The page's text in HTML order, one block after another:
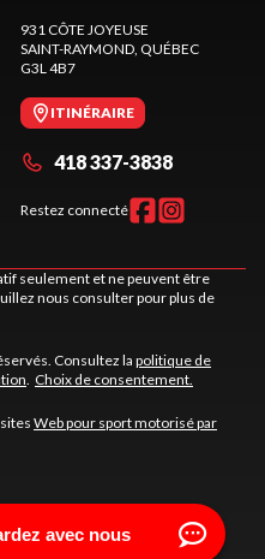
931 CÔTE JOYEUSE
SAINT-RAYMOND, QUÉBEC
G3L 4B7
ITINÉRAIRE
418 337-3838
Restez connecté
seulement et ne peuvent être
nous consulter pour plus de
Consultez la politique de
. Choix de consentement.
Web pour sport motorisé par